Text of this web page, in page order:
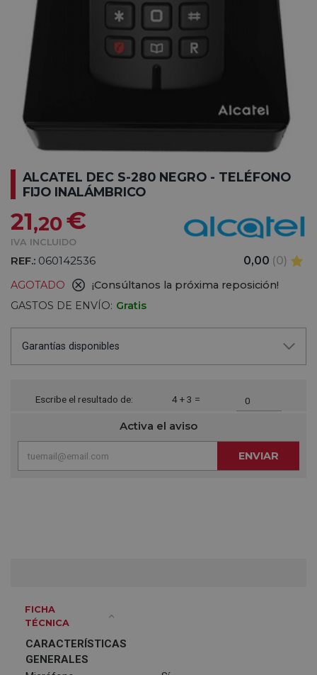
ALCATEL DEC S-280 NEGRO - TELÉFONO
FIJO INALÁMBRICO
21,20€
IVA INCLUIDO
REF.: 060142536 0,00 (0)
AGOTADO
¡Consúltanos la próxima reposición!
GASTOS DE ENVÍO: Gratis
Garantías disponibles
Escribe el resultado de: 4 + 3 =
Activa el aviso
ENVIAR
FICHA
TÉCNICA
CARACTERÍSTICAS
GENERALES